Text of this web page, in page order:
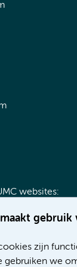
gebruik
zijn
gebruiken we
websites:
UMC